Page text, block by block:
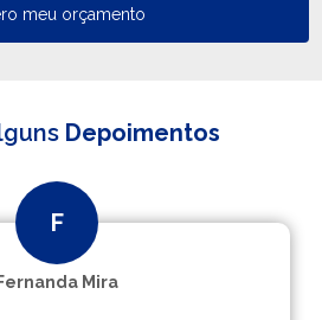
meu orçamento
Depoimentos
Fernanda Mira